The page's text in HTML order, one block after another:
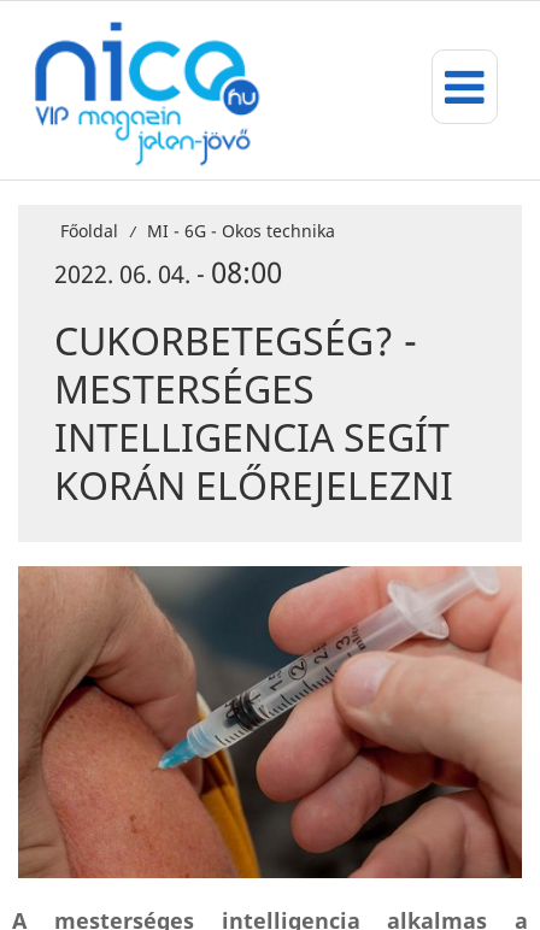
Főoldal / MI - 6G - Okos technika
2022. 06. 04. - 08:00
CUKORBETEGSÉG? -
MESTERSÉGES
INTELLIGENCIA SEGÍT
KORÁN ELŐREJELEZNI
A mesterséges intelligencia alkalmas a